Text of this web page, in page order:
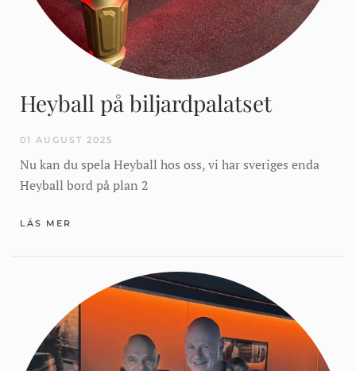
Heyball på biljardpalatset
01 AUGUST 2025
Nu kan du spela Heyball hos oss, vi har sveriges enda
Heyball bord på plan 2
LÄS MER